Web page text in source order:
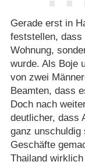
Gerade erst in
feststellen, dass
Wohnung,
wurde. Als Boje
von zwei
Beamten, dass
Doch nach
deutlicher, dass
ganz unschuldig
Geschäfte
Thailand